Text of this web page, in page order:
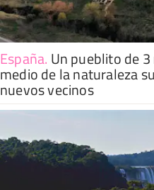
España. Un pueblito de
medio de la naturaleza
nuevos vecinos